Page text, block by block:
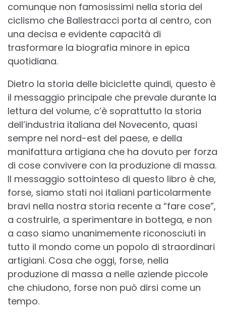
comunque non famosissimi nella storia del
ciclismo che Ballestracci porta al centro, con
una decisa e evidente capacità di
trasformare la biografia minore in epica
quotidiana.
Dietro la storia delle biciclette quindi, questo è
il messaggio principale che prevale durante la
lettura del volume, c’è soprattutto la storia
dell’industria italiana del Novecento, quasi
sempre nel nord-est del paese, e della
manifattura artigiana che ha dovuto per forza
di cose convivere con la produzione di massa.
Il messaggio sottointeso di questo libro è che,
forse, siamo stati noi italiani particolarmente
bravi nella nostra storia recente a “fare cose”,
a costruirle, a sperimentare in bottega, e non
a caso siamo unanimemente riconosciuti in
tutto il mondo come un popolo di straordinari
artigiani. Cosa che oggi, forse, nella
produzione di massa a nelle aziende piccole
che chiudono, forse non può dirsi come un
tempo.